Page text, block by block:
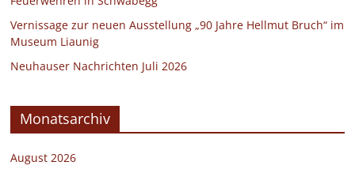
Vernissage zur neuen Ausstellung „90 Jahre Hellmut Bruch“ im
Museum Liaunig
Neuhauser Nachrichten Juli 2026
Monatsarchiv
August 2026